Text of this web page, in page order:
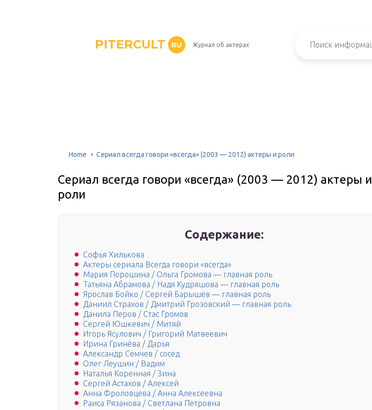
PITERCULT RU Журнал об актерах
Home Сериал всегда говори «всегда» (2003 — 2012) актеры и роли
Сериал всегда говори «всегда» (2003 — 2012) актеры и
роли
Содержание:
Софья Хилькова
Актеры сериала Всегда говори «всегда»
Мария Порошина / Ольга Громова — главная роль
Татьяна Абрамова / Надя Кудряшова — главная роль
Ярослав Бойко / Сергей Барышев — главная роль
Даниил Страхов / Дмитрий Грозовский — главная роль
Данила Перов / Стас Громов
Сергей Юшкевич / Митяй
Игорь Ясулович / Григорий Матвеевич
Ирина Гринёва / Дарья
Александр Семчев / сосед
Олег Леушин / Вадим
Наталья Коренная / Зина
Сергей Астахов / Алексей
Анна Фроловцева / Анна Алексеевна
Раиса Рязанова / Светлана Петровна